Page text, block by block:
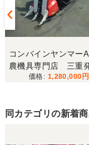
山梨県／樋野
メールの返信
うございまし
コンバインヤンマー
農機具専門店 三重
備済み
1,280,000
同カテゴリの新着